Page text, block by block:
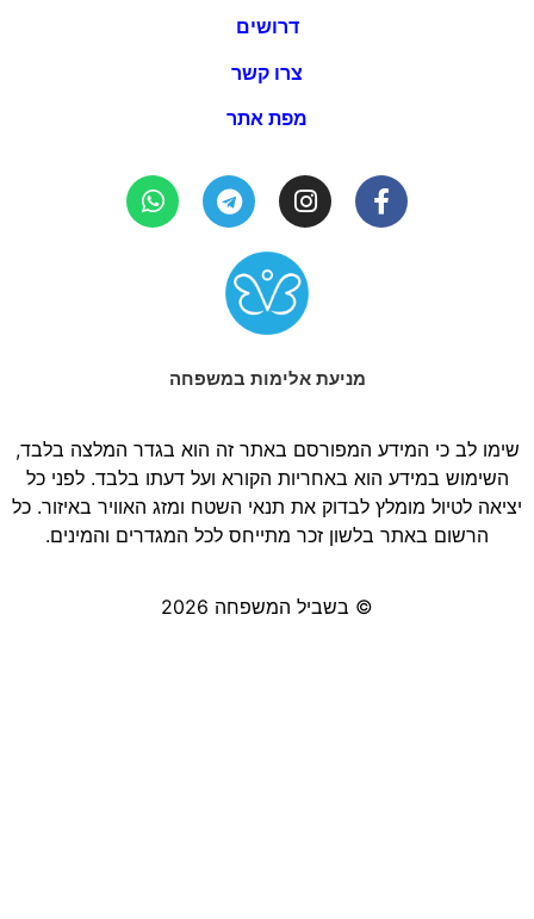
דרושים
צרו קשר
מפת אתר
מניעת אלימות במשפחה
שימו לב כי המידע המפורסם באתר זה הוא בגדר המלצה בלבד,
השימוש במידע הוא באחריות הקורא ועל דעתו בלבד. לפני כל
יציאה לטיול מומלץ לבדוק את תנאי השטח ומזג האוויר באיזור. כל
הרשום באתר בלשון זכר מתייחס לכל המגדרים והמינים.
© בשביל המשפחה 2026